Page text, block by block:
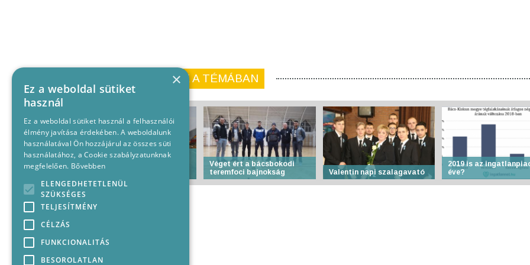
KORÁBBI CIKKEINK A TÉMÁBAN
Bronzkori és Árpád-kori
leleteket találtak a
Véget ért a bácsbokodi
teremfoci bajnokság
Valentin napi szalagavató
2019 is az
éve?
×
Ez a weboldal sütiket
használ
Ez a weboldal sütiket használ a felhasználói
élmény javítása érdekében. A weboldalunk
használatával Ön hozzájárul az összes süti
használatához, a Cookie szabályzatunknak
megfelelően. Bővebben
ELENGEDHETETLENÜL
SZÜKSÉGES
TELJESÍTMÉNY
CÉLZÁS
FUNKCIONALITÁS
BESOROLATLAN